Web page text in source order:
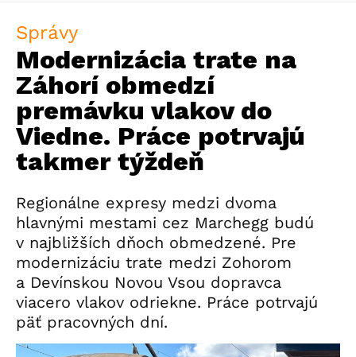
Správy
Modernizácia trate na
Záhorí obmedzí
premávku vlakov do
Viedne. Práce potrvajú
takmer týždeň
Regionálne expresy medzi dvoma
hlavnými mestami cez Marchegg budú
v najbližších dňoch obmedzené. Pre
modernizáciu trate medzi Zohorom
a Devínskou Novou Vsou dopravca
viacero vlakov odriekne. Práce potrvajú
päť pracovných dní.